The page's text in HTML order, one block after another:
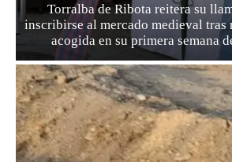
Torralba de Ribota reitera su
inscribirse al mercado medieval tras
acogida en su primera semana